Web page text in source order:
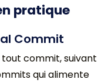
pratique
Commit
tout commit, suivant
qui alimente